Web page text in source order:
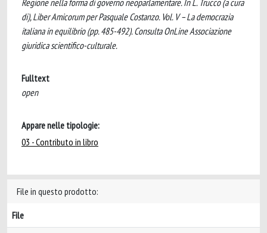
Regione nella forma di governo neoparlamentare. In L. Trucco (a cura
di), Liber Amicorum per Pasquale Costanzo. Vol. V – La democrazia
italiana in equilibrio (pp. 485-492). Consulta OnLine Associazione
giuridica scientifico-culturale.
Fulltext
open
Appare nelle tipologie:
03 - Contributo in libro
File in questo prodotto:
File